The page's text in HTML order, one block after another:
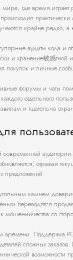
мире, где время
практически
крайне редко,
аудиты кода и
хранение敏感тной
покупок и личные
форумы и чаты
отдельного
и тщательно
отражая
предложений.
камнем
переводятся
мошенничества со
времени. Поддержка
сложных
возможности